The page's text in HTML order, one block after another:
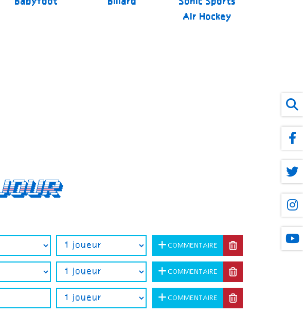
Babyfoot Billard
Sonic Sports
Air Hockey
COMMENTAIRE
COMMENTAIRE
COMMENTAIRE